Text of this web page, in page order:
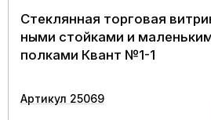
Стеклянная торговая
ными стойками и
полками Квант №1-1
Артикул 25069